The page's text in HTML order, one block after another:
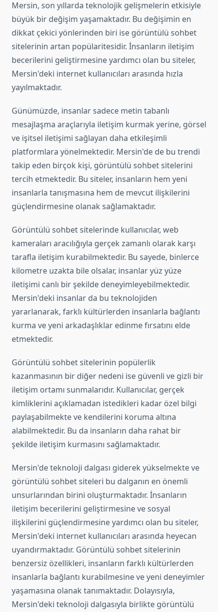
Mersin, son yıllarda teknolojik gelişmelerin etkisiyle
büyük bir değişim yaşamaktadır. Bu değişimin en
dikkat çekici yönlerinden biri ise görüntülü sohbet
sitelerinin artan popülaritesidir. İnsanların iletişim
becerilerini geliştirmesine yardımcı olan bu siteler,
Mersin'deki internet kullanıcıları arasında hızla
yayılmaktadır.
Günümüzde, insanlar sadece metin tabanlı
mesajlaşma araçlarıyla iletişim kurmak yerine, görsel
ve işitsel iletişimi sağlayan daha etkileşimli
platformlara yönelmektedir. Mersin'de de bu trendi
takip eden birçok kişi, görüntülü sohbet sitelerini
tercih etmektedir. Bu siteler, insanların hem yeni
insanlarla tanışmasına hem de mevcut ilişkilerini
güçlendirmesine olanak sağlamaktadır.
Görüntülü sohbet sitelerinde kullanıcılar, web
kameraları aracılığıyla gerçek zamanlı olarak karşı
tarafla iletişim kurabilmektedir. Bu sayede, binlerce
kilometre uzakta bile olsalar, insanlar yüz yüze
iletişimi canlı bir şekilde deneyimleyebilmektedir.
Mersin'deki insanlar da bu teknolojiden
yararlanarak, farklı kültürlerden insanlarla bağlantı
kurma ve yeni arkadaşlıklar edinme fırsatını elde
etmektedir.
Görüntülü sohbet sitelerinin popülerlik
kazanmasının bir diğer nedeni ise güvenli ve gizli bir
iletişim ortamı sunmalarıdır. Kullanıcılar, gerçek
kimliklerini açıklamadan istedikleri kadar özel bilgi
paylaşabilmekte ve kendilerini koruma altına
alabilmektedir. Bu da insanların daha rahat bir
şekilde iletişim kurmasını sağlamaktadır.
Mersin'de teknoloji dalgası giderek yükselmekte ve
görüntülü sohbet siteleri bu dalganın en önemli
unsurlarından birini oluşturmaktadır. İnsanların
iletişim becerilerini geliştirmesine ve sosyal
ilişkilerini güçlendirmesine yardımcı olan bu siteler,
Mersin'deki internet kullanıcıları arasında heyecan
uyandırmaktadır. Görüntülü sohbet sitelerinin
benzersiz özellikleri, insanların farklı kültürlerden
insanlarla bağlantı kurabilmesine ve yeni deneyimler
yaşamasına olanak tanımaktadır. Dolayısıyla,
Mersin'deki teknoloji dalgasıyla birlikte görüntülü